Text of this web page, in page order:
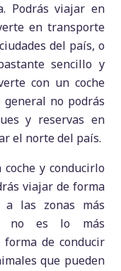
Podrás viajar en
en transporte
del país, o
sencillo y
con un coche
no podrás
y reservas en
el norte del país.
y conducirlo
viajar de forma
a las zonas más
no es lo más
de conducir
que pueden